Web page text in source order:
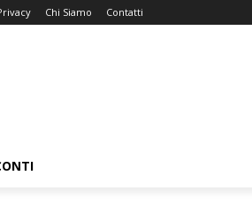
Chi Siamo Contatti